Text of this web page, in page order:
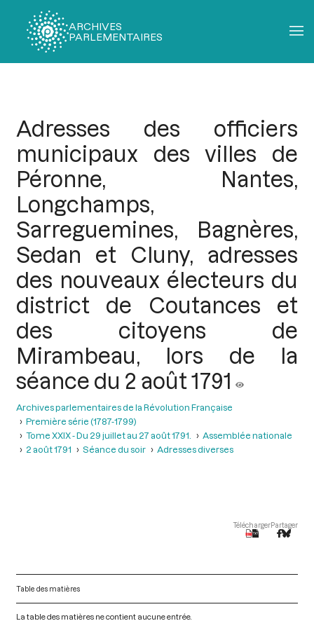
ARCHIVES
PARLEMENTAIRES
Adresses des officiers
municipaux des villes de
Péronne, Nantes,
Longchamps,
Sarreguemines, Bagnères,
Sedan et Cluny, adresses
des nouveaux électeurs du
district de Coutances et
des citoyens de
Mirambeau, lors de la
séance du 2 août 1791
Archives parlementaires de la Révolution Française
Première série (1787-1799)
Tome XXIX - Du 29 juillet au 27 août 1791.
Assemblée nationale
2 août 1791
Séance du soir Adresses diverses
TéléchargerPartager
Table des matières
La table des matières ne contient aucune entrée.